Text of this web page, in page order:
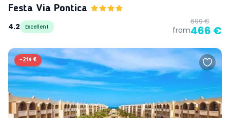
Festa Via Pontica
4.2
Excellent from
699 €
466 €
-214 €